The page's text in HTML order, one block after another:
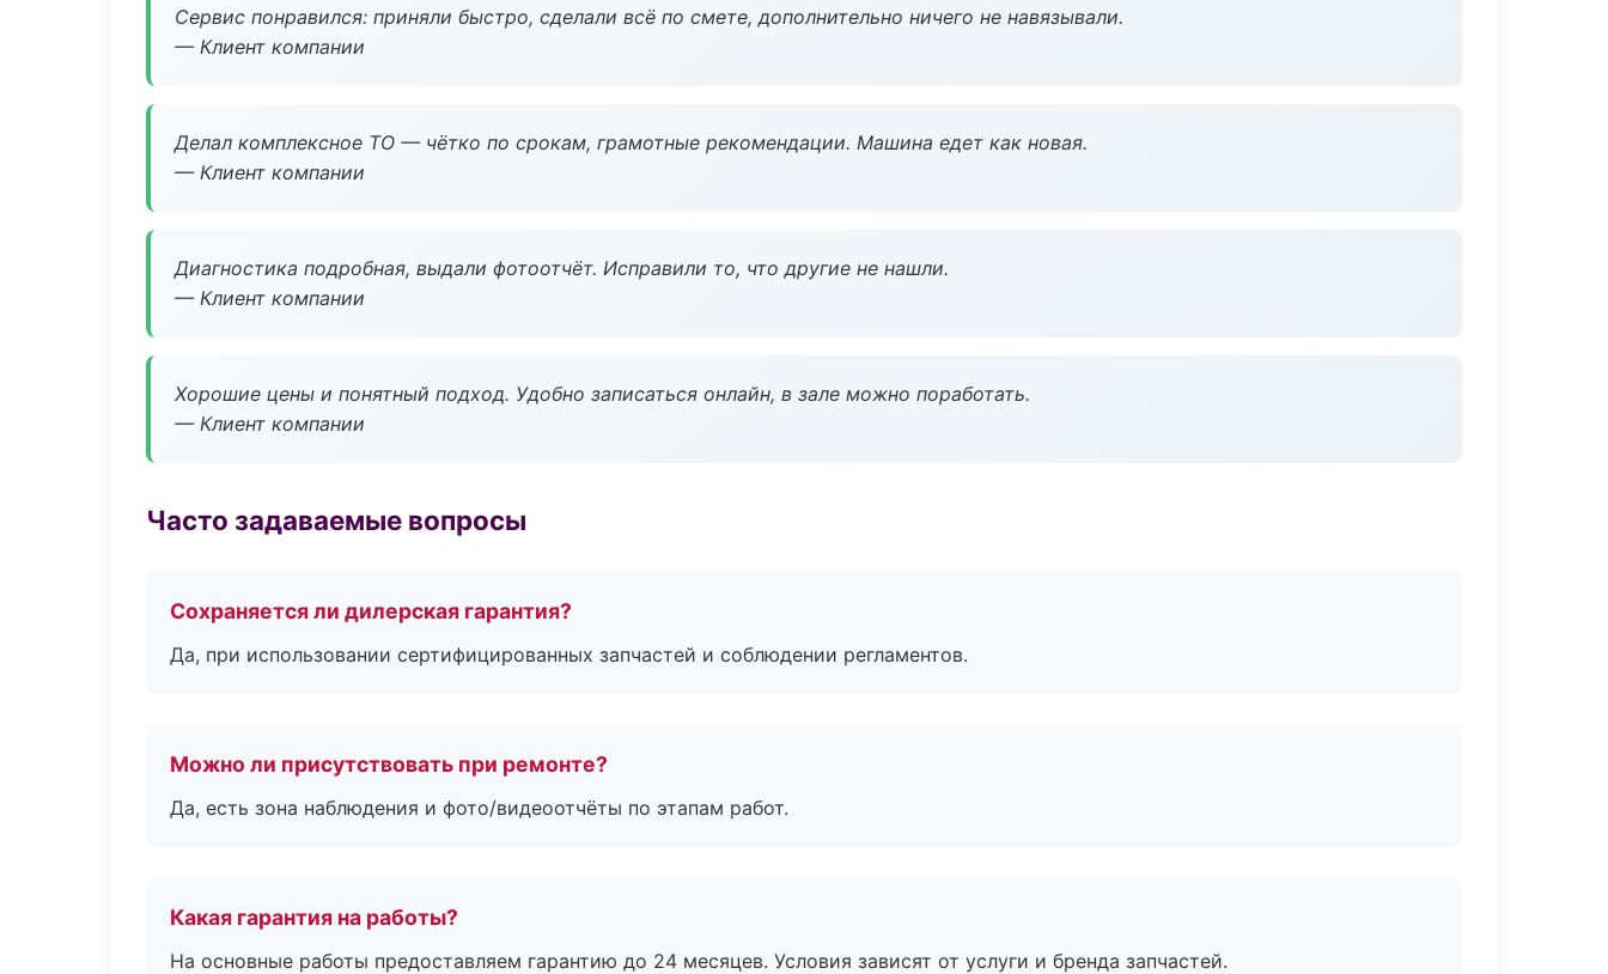
Сервис понравился: приняли быстро, сделали всё по смете, дополнительно ничего не навязывали.
— Клиент компании
Делал комплексное ТО — чётко по срокам, грамотные рекомендации. Машина едет как новая.
— Клиент компании
Диагностика подробная, выдали фотоотчёт. Исправили то, что другие не нашли.
— Клиент компании
Хорошие цены и понятный подход. Удобно записаться онлайн, в зале можно поработать.
— Клиент компании
Часто задаваемые вопросы
Сохраняется ли дилерская гарантия?
Да, при использовании сертифицированных запчастей и соблюдении регламентов.
Можно ли присутствовать при ремонте?
Да, есть зона наблюдения и фото/видеоотчёты по этапам работ.
Какая гарантия на работы?
На основные работы предоставляем гарантию до 24 месяцев. Условия зависят от услуги и бренда запчастей.